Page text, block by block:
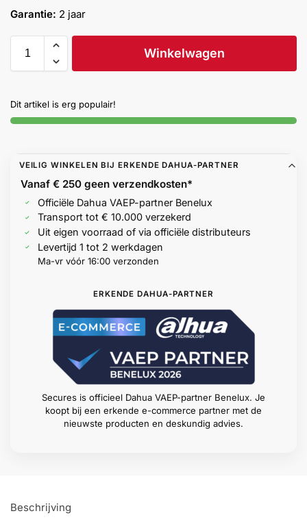
service
Garantie: 2 jaar
Winkelwagen
Dit artikel is erg populair!
VEILIG WINKELEN BIJ ERKENDE DAHUA-PARTNER
Vanaf € 250 geenverzendkosten*
Officiële Dahua VAEP-partner Benelux
Transport tot € 10.000 verzekerd
Uit eigen voorraad of via officiële distributeurs
Levertijd 1 tot 2 werkdagen
Ma-vr vóór 16:00 verzonden
ERKENDE DAHUA-PARTNER
Secures is officieel Dahua VAEP-partner Benelux. Je
koopt bij een erkende e-commerce partner met de
nieuwste producten en deskundig advies.
Beschrijving